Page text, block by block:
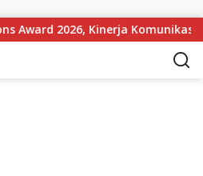
Award 2026, Kinerja Komunikasi